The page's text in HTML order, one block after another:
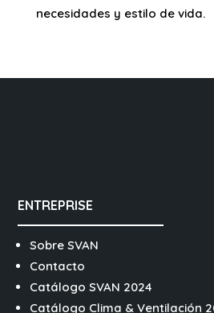
necesidades y estilo de vida.
ENTREPRISE
Sobre SVAN
Contacto
Catálogo SVAN 2024
Catálogo Clima & Ventilación